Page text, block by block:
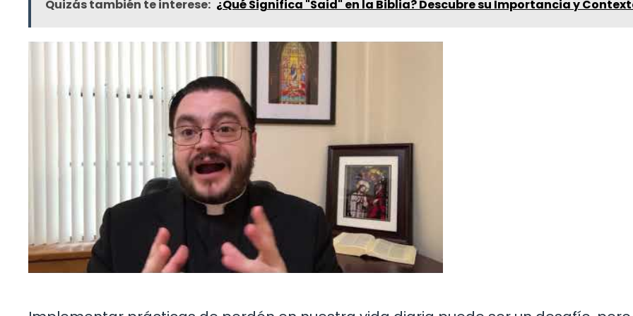
Quizás también te interese: ¿Qué Significa "Said" en la Biblia? Descubre su Importancia y